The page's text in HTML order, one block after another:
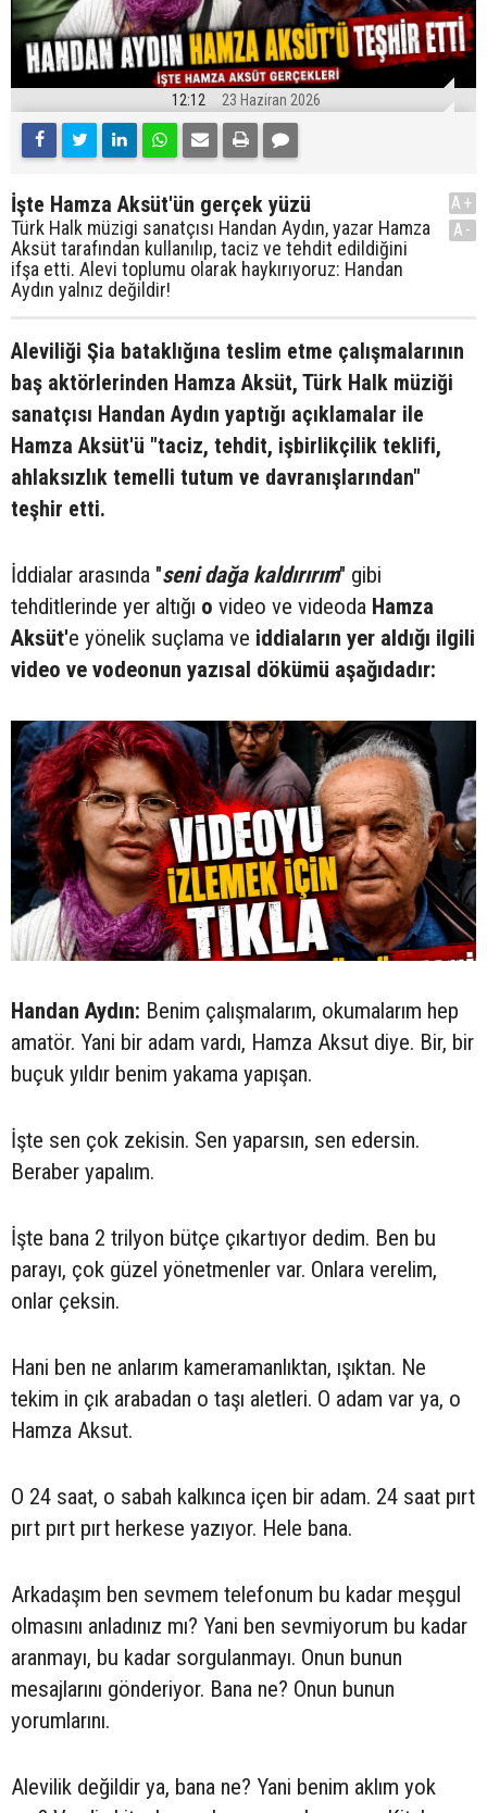
12:12 23 Haziran 2026
İşte Hamza Aksüt'ün gerçek yüzü
Türk Halk müzigi sanatçısı Handan Aydın, yazar Hamza
Aksüt tarafından kullanılıp, taciz ve tehdit edildiğini
ifşa etti. Alevi toplumu olarak haykırıyoruz: Handan
Aydın yalnız değildir!
A+
A-
Aleviliği Şia bataklığına teslim etme çalışmalarının
baş aktörlerinden Hamza Aksüt, Türk Halk müziği
sanatçısı Handan Aydın yaptığı açıklamalar ile
Hamza Aksüt'ü "taciz, tehdit, işbirlikçilik teklifi,
ahlaksızlık temelli tutum ve davranışlarından"
teşhir etti.
İddialar arasında "seni dağa kaldırırım" gibi
tehditlerinde yer altığı o video ve videoda Hamza
Aksüt'e yönelik suçlama ve iddiaların yer aldığı ilgili
video ve vodeonun yazısal dökümü aşağıdadır:
Handan Aydın: Benim çalışmalarım, okumalarım hep
amatör. Yani bir adam vardı, Hamza Aksut diye. Bir, bir
buçuk yıldır benim yakama yapışan.
İşte sen çok zekisin. Sen yaparsın, sen edersin.
Beraber yapalım.
İşte bana 2 trilyon bütçe çıkartıyor dedim. Ben bu
parayı, çok güzel yönetmenler var. Onlara verelim,
onlar çeksin.
Hani ben ne anlarım kameramanlıktan, ışıktan. Ne
tekim in çık arabadan o taşı aletleri. O adam var ya, o
Hamza Aksut.
O 24 saat, o sabah kalkınca içen bir adam. 24 saat pırt
pırt pırt pırt herkese yazıyor. Hele bana.
Arkadaşım ben sevmem telefonum bu kadar meşgul
olmasını anladınız mı? Yani ben sevmiyorum bu kadar
aranmayı, bu kadar sorgulanmayı. Onun bunun
mesajlarını gönderiyor. Bana ne? Onun bunun
yorumlarını.
Alevilik değildir ya, bana ne? Yani benim aklım yok